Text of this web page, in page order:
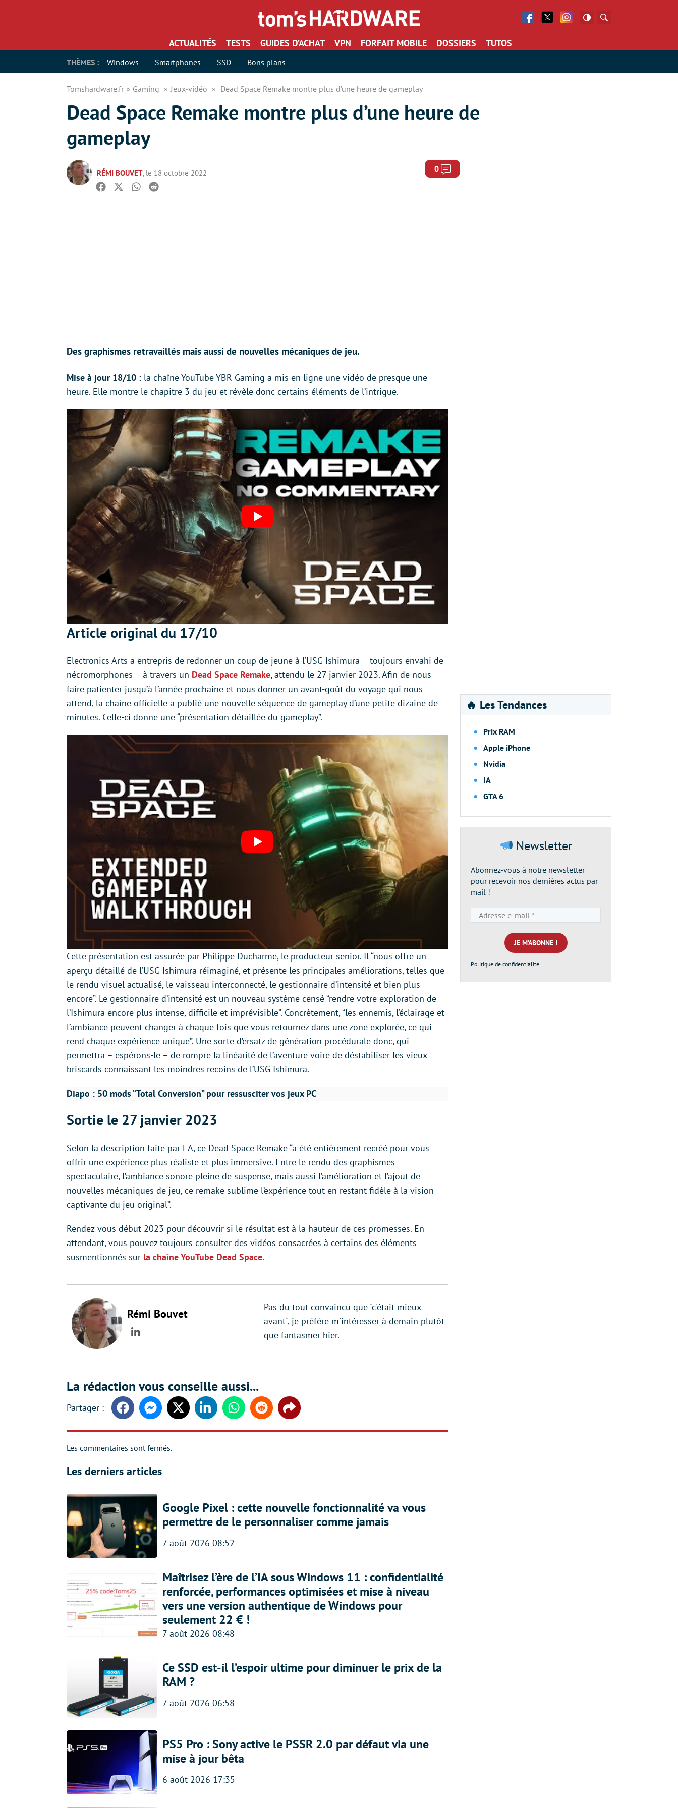
Facebook
Twitter Facebook
ACTUALITÉS TESTS GUIDES D’ACHAT VPN FORFAIT MOBILE DOSSIERS TUTOS
THÈMES : Windows Smartphones SSD Bons plans
Tomshardware.fr Gaming Jeux-vidéo Dead Space Remake montre plus d’une heure de gameplay
Dead Space Remake montre plus d’une heure de
gameplay
RÉMI BOUVET, le 18 octobre 2022 0 Commentaires
Facebook
TwitterWhatsapp
Reddit
Des graphismes retravaillés mais aussi de nouvelles mécaniques de jeu.
Mise à jour 18/10 : la chaîne YouTube YBR Gaming a mis en ligne une vidéo de presque une
heure. Elle montre le chapitre 3 du jeu et révèle donc certains éléments de l’intrigue.
Article original du 17/10
Electronics Arts a entrepris de redonner un coup de jeune à l’USG Ishimura – toujours envahi de
nécromorphones – à travers un Dead Space Remake, attendu le 27 janvier 2023. Afin de nous
faire patienter jusqu’à l’année prochaine et nous donner un avant-goût du voyage qui nous
attend, la chaîne officielle a publié une nouvelle séquence de gameplay d’une petite dizaine de
minutes. Celle-ci donne une “présentation détaillée du gameplay”.
Cette présentation est assurée par Philippe Ducharme, le producteur senior. Il “nous offre un
aperçu détaillé de l’USG Ishimura réimaginé, et présente les principales améliorations, telles que
le rendu visuel actualisé, le vaisseau interconnecté, le gestionnaire d’intensité et bien plus
encore”. Le gestionnaire d’intensité est un nouveau système censé “rendre votre exploration de
l’Ishimura encore plus intense, difficile et imprévisible”. Concrètement, “les ennemis, l’éclairage et
l’ambiance peuvent changer à chaque fois que vous retournez dans une zone explorée, ce qui
rend chaque expérience unique”. Une sorte d’ersatz de génération procédurale donc, qui
permettra – espérons-le – de rompre la linéarité de l’aventure voire de déstabiliser les vieux
briscards connaissant les moindres recoins de l’USG Ishimura.
Diapo : 50 mods “Total Conversion” pour ressusciter vos jeux PC
Sortie le 27 janvier 2023
Selon la description faite par EA, ce Dead Space Remake “a été entièrement recréé pour vous
offrir une expérience plus réaliste et plus immersive. Entre le rendu des graphismes
spectaculaire, l’ambiance sonore pleine de suspense, mais aussi l’amélioration et l’ajout de
nouvelles mécaniques de jeu, ce remake sublime l’expérience tout en restant fidèle à la vision
captivante du jeu original”.
Rendez-vous début 2023 pour découvrir si le résultat est à la hauteur de ces promesses. En
attendant, vous pouvez toujours consulter des vidéos consacrées à certains des éléments
susmentionnés sur la chaîne YouTube Dead Space.
Rémi Bouvet
LinkedIn
Pas du tout convaincu que "c'était mieux
avant", je préfère m'intéresser à demain plutôt
que fantasmer hier.
La rédaction vous conseille aussi...
FacebookMessengerTwitter LinkedinWhatsappReddit Share
Les commentaires sont fermés.
Les derniers articles
Google Pixel : cette nouvelle fonctionnalité va vous
permettre de le personnaliser comme jamais
7 août 2026 08:52
Maîtrisez l’ère de l’IA sous Windows 11 : confidentialité
renforcée, performances optimisées et mise à niveau
vers une version authentique de Windows pour
seulement 22 € !
7 août 2026 08:48
Ce SSD est-il l’espoir ultime pour diminuer le prix de la
RAM ?
7 août 2026 06:58
PS5 Pro : Sony active le PSSR 2.0 par défaut via une
mise à jour bêta
6 août 2026 17:35
🔥 Les Tendances
Prix RAM
Apple iPhone
Nvidia
IA
GTA 6
Newsletter
Abonnez-vous à notre newsletter
pour recevoir nos dernières actus par
mail !
e-
mail
*
Politique de confidentialité